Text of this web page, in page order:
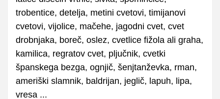
trobentice, detelja, metini cvetovi, timijanovi
cvetovi, vijolice, mačehe, jagodni cvet, cvet
drobnjaka, boreč, oslez, cvetlice fižola ali graha,
kamilica, regratov cvet, pljučnik, cvetki
španskega bezga, ognjič, šenjtanževka, rman,
ameriški slamnik, baldrijan, jeglič, lapuh, lipa,
vresa ...